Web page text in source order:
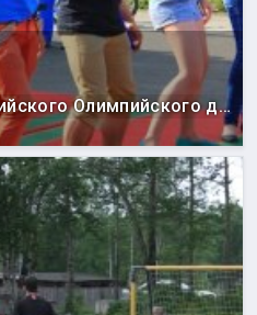
Празднование Всероссийского Олимпийского дня